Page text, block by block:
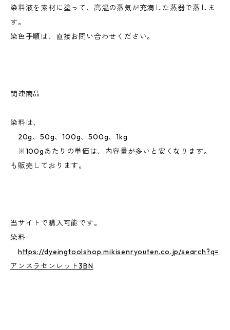
染料液を素材に塗って、高温の蒸気が充満した蒸器で蒸しま
す。
染色手順は、直接お問い合わせください。
関連商品
染料は、
20g、50g、100g、500g、1kg
※100gあたりの単価は、内容量が多いと安くなります。
も販売しております。
当サイトで購入可能です。
染料
https://dyeingtoolshop.mikisenryouten.co.jp/search?q=
アンスラセンレット3BN